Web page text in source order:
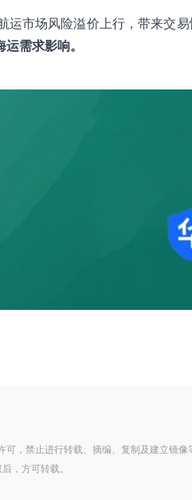
市场风险溢价上行，带来交易
需求影响。
，禁止进行转载、摘编、复制及建立镜像
，方可转载。